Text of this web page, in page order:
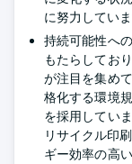
に努力していま
持続可能性へ
もたらしてお
が注目を集め
格化する環境
を採用してい
リサイクル印
ギー効率の高